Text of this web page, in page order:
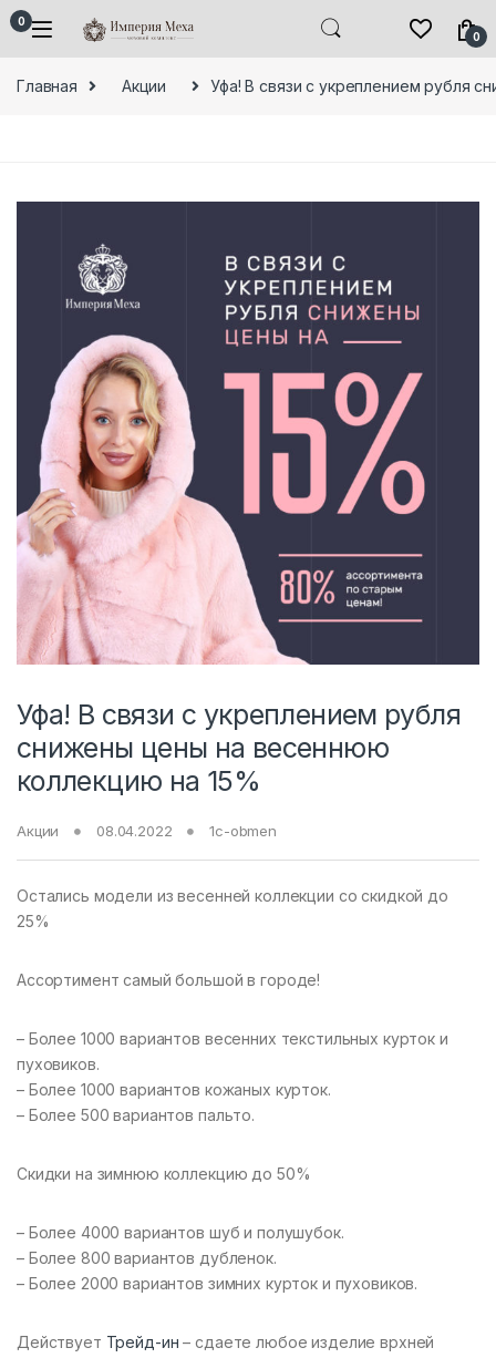
Skip to navigation
Skip to content
0
0
Главная Акции Уфа! В связи с укреплением рубля
Уфа! В связи с укреплением рубля
снижены цены на весеннюю
коллекцию на 15%
Акции 08.04.2022 1c-obmen
Остались модели из весенней коллекции со скидкой до
25%
Ассортимент самый большой в городе!
– Более 1000 вариантов весенних текстильных курток и
пуховиков.
– Более 1000 вариантов кожаных курток.
– Более 500 вариантов пальто.
Скидки на зимнюю коллекцию до 50%
– Более 4000 вариантов шуб и полушубок.
– Более 800 вариантов дубленок.
– Более 2000 вариантов зимних курток и пуховиков.
Действует Трейд-ин – сдаете любое изделие врхней